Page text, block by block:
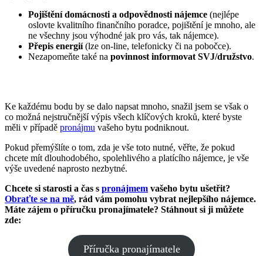
Pojištění domácnosti a odpovědnosti nájemce (nejlépe
oslovte kvalitního finančního poradce, pojištění je mnoho, ale
ne všechny jsou výhodné jak pro vás, tak nájemce).
Přepis energií(lze on-line, telefonicky či na pobočce).
Nezapomeňte také na povinnost informovat SVJ/družstvo.
Ke každému bodu by se dalo napsat mnoho, snažil jsem se však o
co možná nejstručnější výpis všech klíčových kroků, které byste
měli v případě pronájmu vašeho bytu podniknout.
Pokud přemýšlíte o tom, zda je vše toto nutné, věřte, že pokud
chcete mít dlouhodobého, spolehlivého a platícího nájemce, je vše
výše uvedené naprosto nezbytné.
Chcete si starosti a čas s pronájmem vašeho bytu ušetřit?
Obraťte se na mě, rád vám pomohu vybrat nejlepšího nájemce.
Máte zájem o příručku pronajímatele? Stáhnout si ji můžete
zde:
Příručka pronajímatele